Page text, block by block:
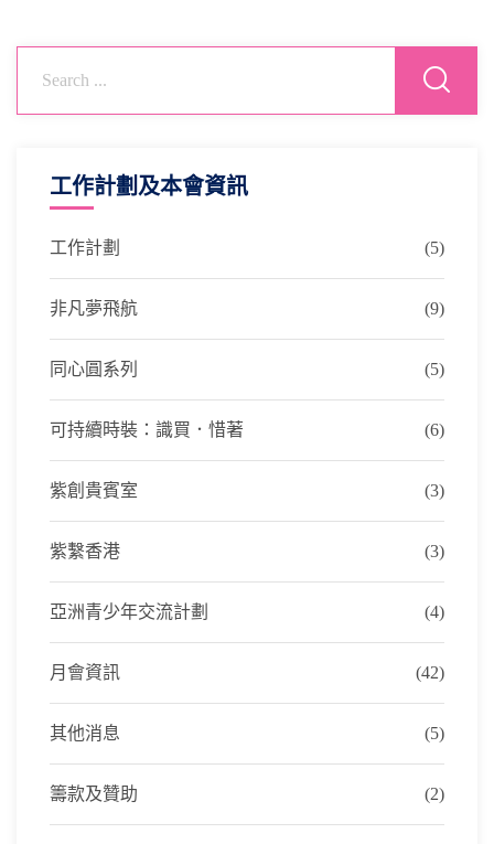
工作計劃及本會資訊
工作計劃 (5)
非凡夢飛航 (9)
同心圓系列 (5)
可持續時裝：識買．惜著 (6)
紫創貴賓室 (3)
紫繫香港 (3)
亞洲青少年交流計劃 (4)
月會資訊 (42)
其他消息 (5)
籌款及贊助 (2)